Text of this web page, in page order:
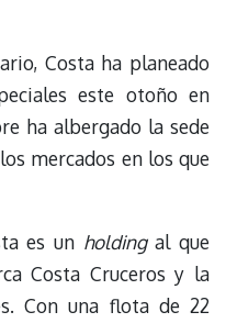
Costa ha planeado
este otoño en
ha albergado la sede
mercados en los que
es un holdingal que
Costa Cruceros y la
Con una flota de 22